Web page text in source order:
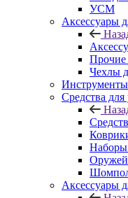
УСМ
Аксессуары
Прочие
Чехлы
Средства
Наборы
Аксессуары